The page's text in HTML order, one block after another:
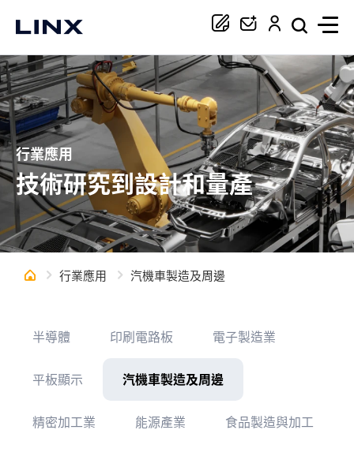
你正在尋找協助嗎？
搜尋
行業應用
技術研究到設計和量產
行業應用 汽機車製造及周邊
半導體 印刷電路板 電子製造業
平板顯示 汽機車製造及周邊
精密加工業 能源產業 食品製造與加工